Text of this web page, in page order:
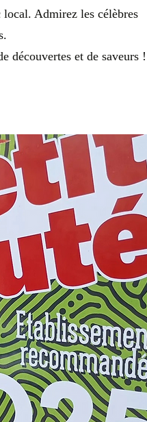
Admirez les célèbres
découvertes et de saveurs !